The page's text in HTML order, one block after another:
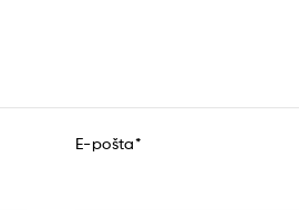
E-pošta*